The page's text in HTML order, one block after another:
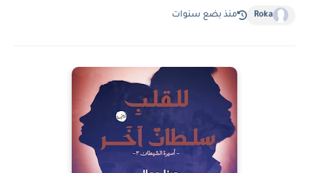
Roka منذ بضع سنوات